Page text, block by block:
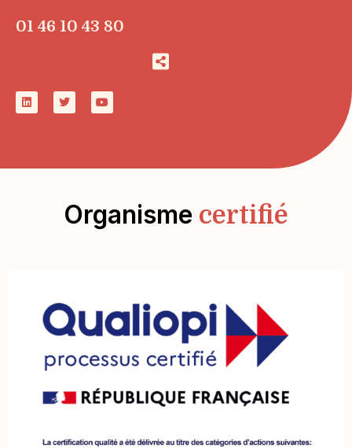
01 46 10 43 80
Organisme certifié